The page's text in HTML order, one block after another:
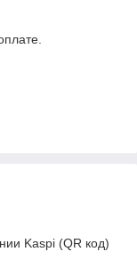
Kaspi (QR код)